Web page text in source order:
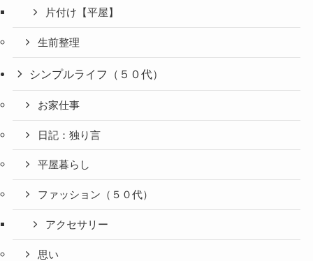
片付け【平屋】
生前整理
シンプルライフ（５０代）
お家仕事
日記：独り言
平屋暮らし
ファッション（５０代）
アクセサリー
思い